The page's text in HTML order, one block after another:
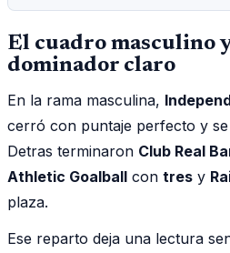
El cuadro masculino
dominador claro
En la rama masculina,
cerró con puntaje perfecto y
Detras terminaron Club Real
Athletic Goalball con tres y
plaza.
Ese reparto deja una lectura